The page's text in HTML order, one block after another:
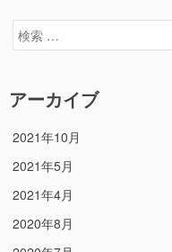
検
索
アーカイブ
2021年10月
2021年5月
2021年4月
2020年8月